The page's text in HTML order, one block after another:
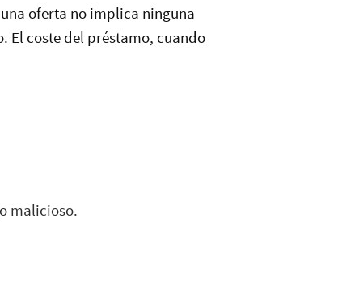
oferta no implica ninguna
El coste del préstamo, cuando
malicioso.